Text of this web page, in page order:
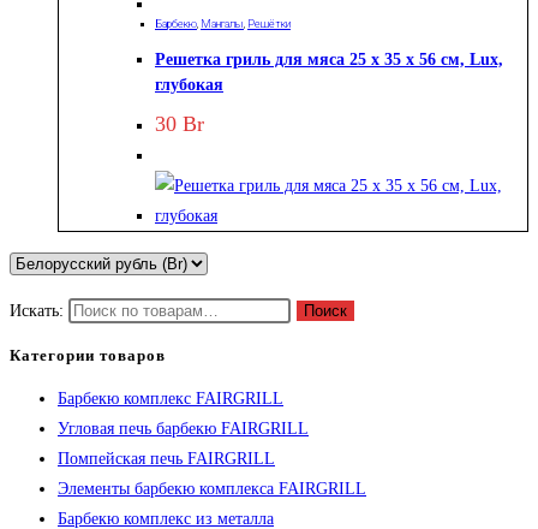
Барбекю, Мангалы, Решётки
Решетка гриль для мяса 25 х 35 х 56 см, Lux,
глубокая
30 Br
Искать: Поиск
Категории товаров
Барбекю комплекс FAIRGRILL
Угловая печь барбекю FAIRGRILL
Помпейская печь FAIRGRILL
Элементы барбекю комплекса FAIRGRILL
Барбекю комплекс из металла